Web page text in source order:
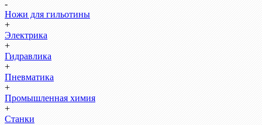
-
Ножи для гильотины
+
Электрика
+
Гидравлика
+
Пневматика
+
Промышленная химия
+
Станки